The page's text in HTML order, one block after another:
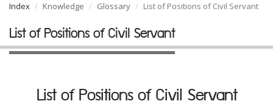
Index Knowledge Glossary List of Positions of Civil Servant
List of Positions of Civil Servant